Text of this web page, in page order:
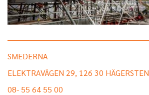
SMEDERNA
ELEKTRAVÄGEN 29, 126 30 HÄGERSTEN
08- 55 64 55 00